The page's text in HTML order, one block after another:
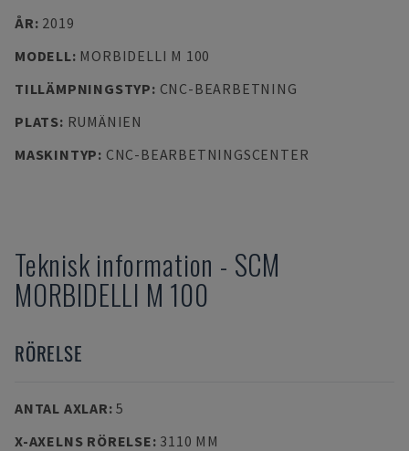
ÅR: 2019
MODELL: MORBIDELLI M 100
TILLÄMPNINGSTYP: CNC-BEARBETNING
PLATS: RUMÄNIEN
MASKINTYP: CNC-BEARBETNINGSCENTER
Teknisk information - SCM
MORBIDELLI M 100
RÖRELSE
ANTAL AXLAR:5
X-AXELNS RÖRELSE: 3110 MM